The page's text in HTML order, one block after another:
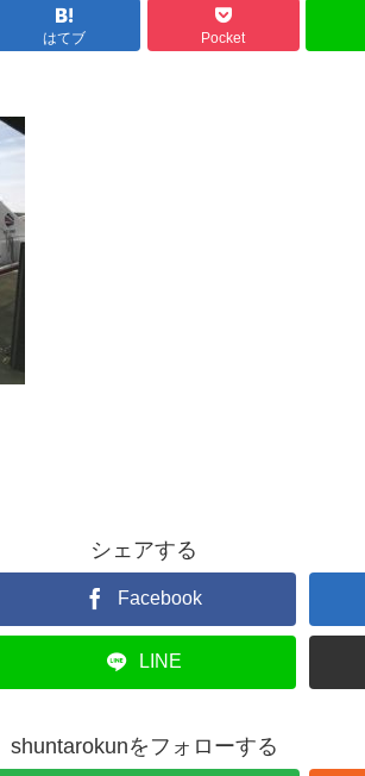
はてブ Pocket
シェアする
Facebook
LINE
shuntarokunをフォローする